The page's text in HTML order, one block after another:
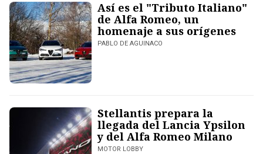
Así es el "Tributo Italiano"
de Alfa Romeo, un
homenaje a sus orígenes
PABLO DE AGUINACO
Stellantis prepara la
llegada del Lancia Ypsilon
y del Alfa Romeo Milano
MOTOR LOBBY